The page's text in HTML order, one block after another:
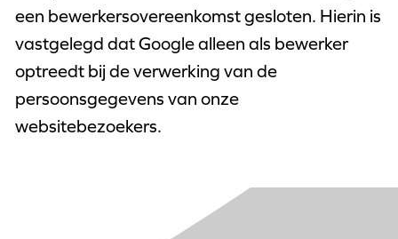
een bewerkersovereenkomst gesloten. Hierin is
vastgelegd dat Google alleen als bewerker
optreedt bij de verwerking van de
persoonsgegevens van onze
websitebezoekers.